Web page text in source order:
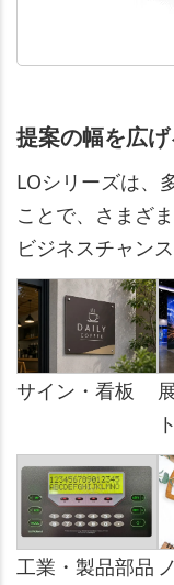
提案の幅を広
LOシリーズは、
ことで、さまざ
ビジネスチャン
サイン・看板
ト
工業・製品部品